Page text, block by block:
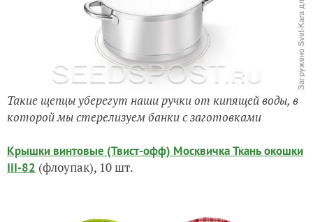
Такие щепцы уберегут наши ручки от кипящей воды, в
которой мы стерелизуем банки с заготовками
Крышки винтовые (Твист-офф) Москвичка Ткань окошки
III-82 (флоупак), 10 шт.